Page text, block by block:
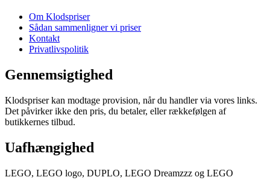
Om Klodspriser
Sådan sammenligner vi priser
Kontakt
Privatlivspolitik
Gennemsigtighed
Klodspriser kan modtage provision, når du handler via vores links.
Det påvirker ikke den pris, du betaler, eller rækkefølgen af
butikkernes tilbud.
Uafhængighed
LEGO, LEGO logo, DUPLO, LEGO Dreamzzz og LEGO